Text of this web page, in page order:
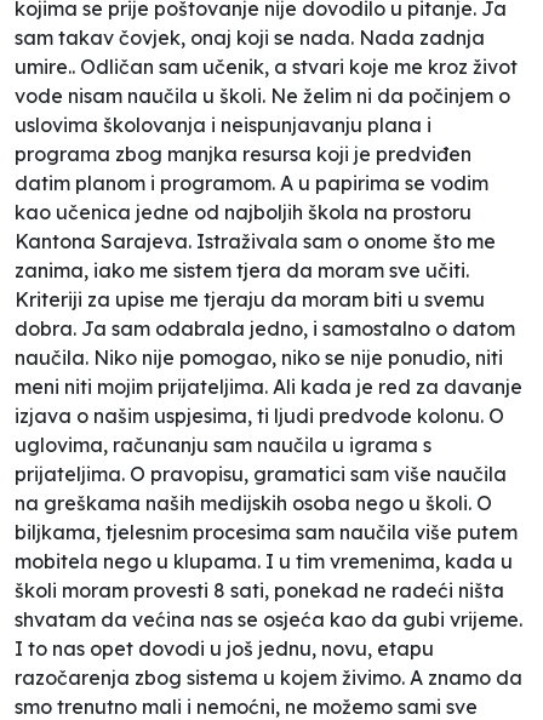
kojima se prije poštovanje nije dovodilo u pitanje. Ja
sam takav čovjek, onaj koji se nada. Nada zadnja
umire.. Odličan sam učenik, a stvari koje me kroz život
vode nisam naučila u školi. Ne želim ni da počinjem o
uslovima školovanja i neispunjavanju plana i
programa zbog manjka resursa koji je predviđen
datim planom i programom. A u papirima se vodim
kao učenica jedne od najboljih škola na prostoru
Kantona Sarajeva. Istraživala sam o onome što me
zanima, iako me sistem tjera da moram sve učiti.
Kriteriji za upise me tjeraju da moram biti u svemu
dobra. Ja sam odabrala jedno, i samostalno o datom
naučila. Niko nije pomogao, niko se nije ponudio, niti
meni niti mojim prijateljima. Ali kada je red za davanje
izjava o našim uspjesima, ti ljudi predvode kolonu. O
uglovima, računanju sam naučila u igrama s
prijateljima. O pravopisu, gramatici sam više naučila
na greškama naših medijskih osoba nego u školi. O
biljkama, tjelesnim procesima sam naučila više putem
mobitela nego u klupama. I u tim vremenima, kada u
školi moram provesti 8 sati, ponekad ne radeći ništa
shvatam da većina nas se osjeća kao da gubi vrijeme.
I to nas opet dovodi u još jednu, novu, etapu
razočarenja zbog sistema u kojem živimo. A znamo da
smo trenutno mali i nemoćni, ne možemo sami sve